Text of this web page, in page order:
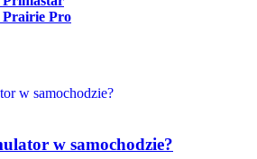
Prairie Pro
w samochodzie?